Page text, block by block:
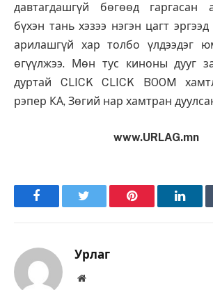
давтагдашгүй бөгөөд гаргасан
бүхэн тань хэзээ нэгэн цагт
арилашгүй хар толбо үлдээдэг
өгүүлжээ. Мөн тус киноны дууг
дуртай CLICK CLICK BOOM
рэпер КА, Зөгий нар хамтран
www.URLAG.mn
FacebookTwitter Pinterest
Урлаг
Вэбсайт